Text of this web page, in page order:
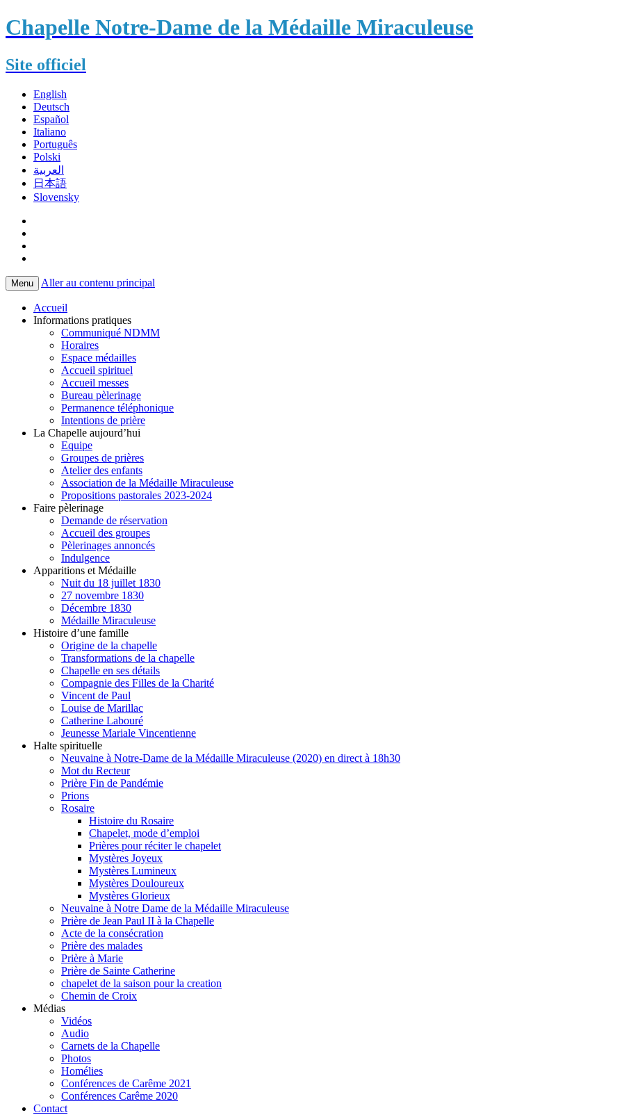
Chapelle Notre-Dame de la Médaille Miraculeuse
Site officiel
English
Deutsch
Español
Italiano
Português
Polski
العربية
日本語
Slovensky
Menu Aller au contenu principal
Accueil
Informations pratiques
Communiqué NDMM
Horaires
Espace médailles
Accueil spirituel
Accueil messes
Bureau pèlerinage
Permanence téléphonique
Intentions de prière
La Chapelle aujourd’hui
Equipe
Groupes de prières
Atelier des enfants
Association de la Médaille Miraculeuse
Propositions pastorales 2023-2024
Faire pèlerinage
Demande de réservation
Accueil des groupes
Pèlerinages annoncés
Indulgence
Apparitions et Médaille
Nuit du 18 juillet 1830
27 novembre 1830
Décembre 1830
Médaille Miraculeuse
Histoire d’une famille
Origine de la chapelle
Transformations de la chapelle
Chapelle en ses détails
Compagnie des Filles de la Charité
Vincent de Paul
Louise de Marillac
Catherine Labouré
Jeunesse Mariale Vincentienne
Halte spirituelle
Neuvaine à Notre-Dame de la Médaille Miraculeuse (2020) en direct à 18h30
Mot du Recteur
Prière Fin de Pandémie
Prions
Rosaire
Histoire du Rosaire
Chapelet, mode d’emploi
Prières pour réciter le chapelet
Mystères Joyeux
Mystères Lumineux
Mystères Douloureux
Mystères Glorieux
Neuvaine à Notre Dame de la Médaille Miraculeuse
Prière de Jean Paul II à la Chapelle
Acte de la consécration
Prière des malades
Prière à Marie
Prière de Sainte Catherine
chapelet de la saison pour la creation
Chemin de Croix
Médias
Vidéos
Audio
Carnets de la Chapelle
Photos
Homélies
Conférences de Carême 2021
Conférences Carême 2020
Contact